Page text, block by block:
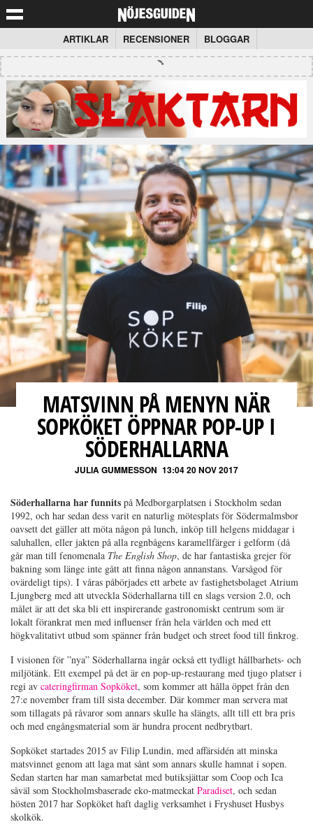
ARTIKLAR RECENSIONER BLOGGAR
MATSVINN PÅ MENYN NÄR
SOPKÖKET ÖPPNAR POP-UP I
SÖDERHALLARNA
JULIA GUMMESSON 13:04 20 NOV 2017
Söderhallarna har funnits på Medborgarplatsen i Stockholm sedan
1992, och har sedan dess varit en naturlig mötesplats för Södermalmsbor
oavsett det gäller att möta någon på lunch, inköp till helgens middagar i
saluhallen, eller jakten på alla regnbågens karamellfärger i gelform (då
går man till fenomenala The English Shop, de har fantastiska grejer för
bakning som länge inte gått att finna någon annanstans. Varsågod för
ovärdeligt tips). I våras påbörjades ett arbete av fastighetsbolaget Atrium
Ljungberg med att utveckla Söderhallarna till en slags version 2.0, och
målet är att det ska bli ett inspirerande gastronomiskt centrum som är
lokalt förankrat men med influenser från hela världen och med ett
högkvalitativt utbud som spänner från budget och street food till finkrog.
I visionen för ”nya” Söderhallarna ingår också ett tydligt hållbarhets- och
miljötänk. Ett exempel på det är en pop-up-restaurang med tjugo platser i
regi av cateringfirman Sopköket, som kommer att hålla öppet från den
27:e november fram till sista december. Där kommer man servera mat
som tillagats på råvaror som annars skulle ha slängts, allt till ett bra pris
och med engångsmaterial som är hundra procent nedbrytbart.
Sopköket startades 2015 av Filip Lundin, med affärsidén att minska
matsvinnet genom att laga mat sånt som annars skulle hamnat i sopen.
Sedan starten har man samarbetat med butiksjättar som Coop och Ica
såväl som Stockholmsbaserade eko-matmeckat Paradiset, och sedan
hösten 2017 har Sopköket haft daglig verksamhet i Fryshuset Husbys
skolkök.